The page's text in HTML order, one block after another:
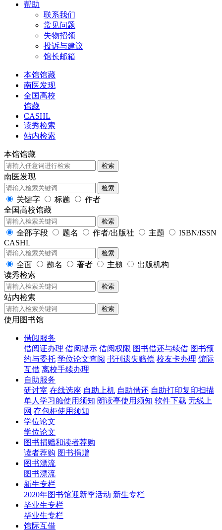
帮助
联系我们
常见问题
失物招领
投诉与建议
馆长邮箱
本馆馆藏
南医发现
全国高校
馆藏
CASHL
读秀检索
站内检索
本馆馆藏
检索
南医发现
检索
关键字 标题
作者
全国高校馆藏
检索
全部字段 题名 作者/出版社 主题
ISBN/ISSN
CASHL
检索
全面 题名 著者 主题
出版机构
读秀检索
检索
站内检索
检索
使用图书馆
借阅服务
借阅证办理 借阅提示 借阅权限 图书借还与续借 图书预
约与委托 学位论文查阅 书刊遗失赔偿 校友卡办理 馆际
互借 离校手续办理
自助服务
研讨室 在线选座 自助上机 自助借还 自助打印复印扫描
单人学习舱使用须知 朗读亭使用须知 软件下载 无线上
网 存包柜使用须知
学位论文
学位论文
图书捐赠和读者荐购
读者荐购 图书捐赠
图书漂流
图书漂流
新生专栏
2020年图书馆迎新季活动 新生专栏
毕业生专栏
毕业生专栏
馆际互借